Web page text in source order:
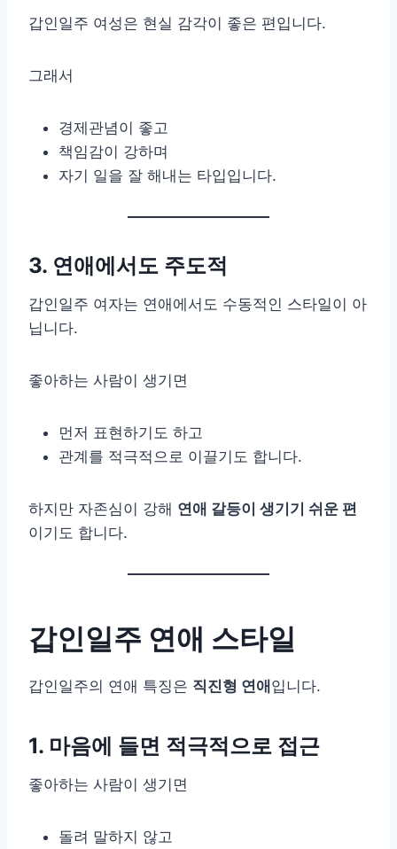
갑인일주 여성은 현실 감각이 좋은 편입니다.
그래서
경제관념이 좋고
책임감이 강하며
자기 일을 잘 해내는 타입입니다.
3. 연애에서도 주도적
갑인일주 여자는 연애에서도 수동적인 스타일이 아
닙니다.
좋아하는 사람이 생기면
먼저 표현하기도 하고
관계를 적극적으로 이끌기도 합니다.
하지만 자존심이 강해 연애 갈등이 생기기 쉬운 편
이기도 합니다.
갑인일주 연애 스타일
갑인일주의 연애 특징은 직진형 연애입니다.
1. 마음에 들면 적극적으로 접근
좋아하는 사람이 생기면
돌려 말하지 않고